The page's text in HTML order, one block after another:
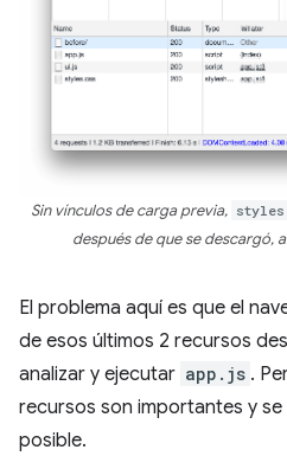
Sin vínculos de carga previa,
después de que se descargó,
El problema aquí es que el
de esos últimos 2 recursos
analizar y ejecutar app.js .
recursos son importantes y
posible.